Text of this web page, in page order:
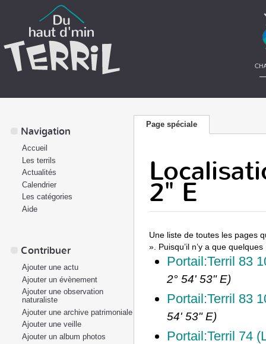
Page spéciale
2" E
Une liste de toutes les pages
». Puisqu’il n’y a que
Portail:Terril 83
2° 54' 53" E)
Portail:Terril 83
54' 53" E)
Portail:Terril 74
Navigation
Accueil
Les terrils
Actualités
Calendrier
Les catégories
Aide
Contribuer
Ajouter une actu
Ajouter un évènement
Ajouter une observation
naturaliste
Ajouter une archive patrimoniale
Ajouter une veille
Ajouter un album photos